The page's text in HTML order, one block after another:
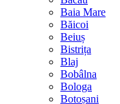
Baia Mare
Băicoi
Beiuș
Bistrița
Blaj
Bobâlna
Bologa
Botoșani